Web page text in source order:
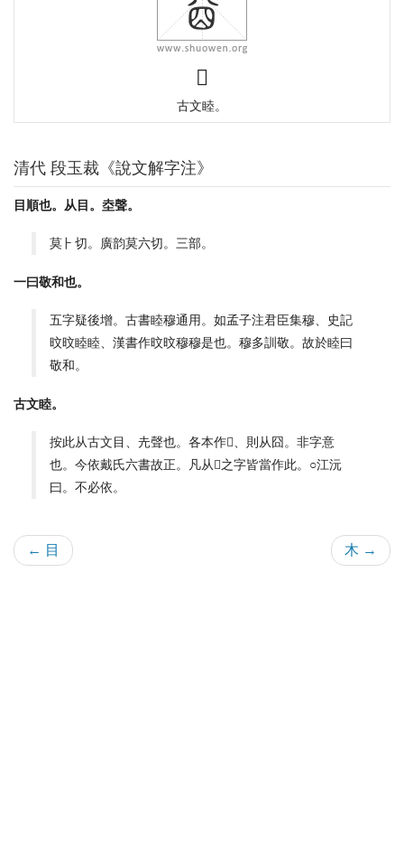
𡍬
古文睦。
清代 段玉裁《說文解字注》
目順也。从目。坴聲。
莫⺊切。廣韵莫六切。三部。
一曰敬和也。
五字疑後增。古書睦穆通用。如孟子注君臣集穆、史記
旼旼睦睦、漢書作旼旼穆穆是也。穆多訓敬。故於睦曰
敬和。
古文睦。
按此从古文目、圥聲也。各本作𡍬、則从囧。非字意
也。今依戴氏六書故正。凡从𡐑之字皆當作此。○江沅
曰。不必依。
← 目 木 →